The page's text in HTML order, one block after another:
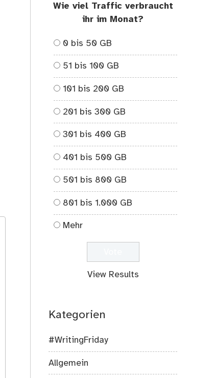
Wie viel Traffic verbraucht
ihr im Monat?
0 bis 50 GB
51 bis 100 GB
101 bis 200 GB
201 bis 300 GB
301 bis 400 GB
401 bis 500 GB
501 bis 800 GB
801 bis 1.000 GB
Mehr
View Results
Kategorien
#WritingFriday
Allgemein